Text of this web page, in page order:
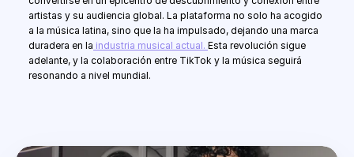
artistas y su audiencia global. La plataforma no solo ha acogido
a la música latina, sino que la ha impulsado, dejando una marca
duradera en la industria musical actual. Esta revolución sigue
adelante, y la colaboración entre TikTok y la música seguirá
resonando a nivel mundial.